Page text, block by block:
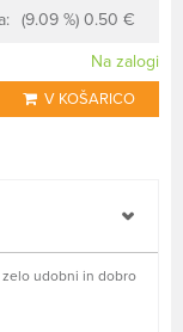
(9.09 %) 0.50 €
Na zalogi
V KOŠARICO
udobni in dobro